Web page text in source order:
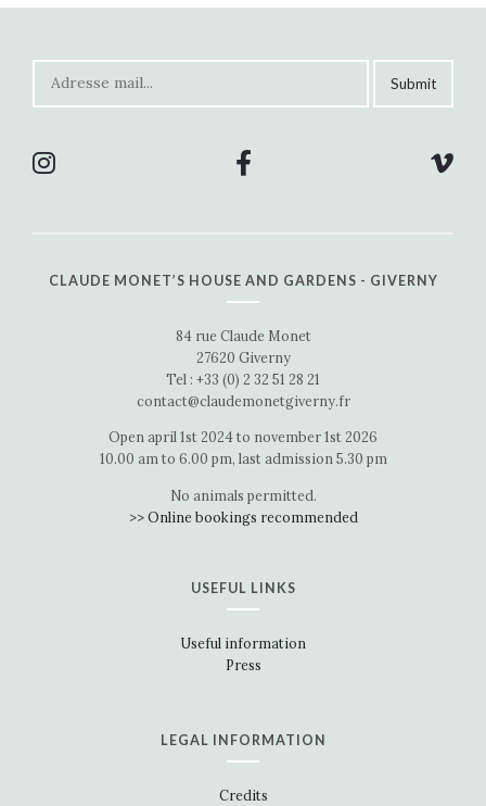
CLAUDE MONET’S HOUSE AND GARDENS - GIVERNY
84 rue Claude Monet
27620 Giverny
Tel : +33 (0) 2 32 51 28 21
contact@claudemonetgiverny.fr
Open april 1st 2024 to november 1st 2026
10.00 am to 6.00 pm, last admission 5.30 pm
No animals permitted.
>> Online bookings recommended
USEFUL LINKS
Useful information
Press
LEGAL INFORMATION
Credits